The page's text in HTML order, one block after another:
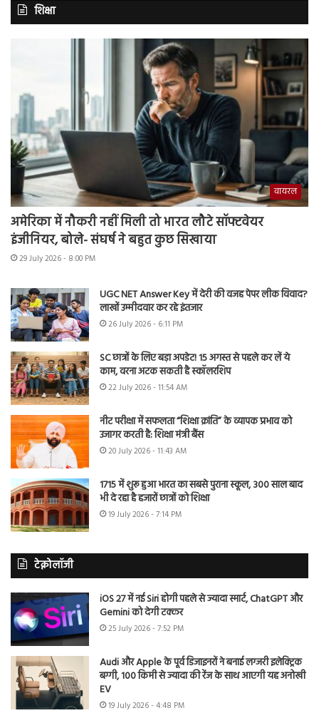
शिक्षा
वायरल
अमेरिका में नौकरी नहीं मिली तो भारत लौटे सॉफ्टवेयर
इंजीनियर, बोले- संघर्ष ने बहुत कुछ सिखाया
29 July 2026 - 8:00 PM
UGC NET Answer Key में देरी की वजह पेपर लीक विवाद?
लाखों उम्मीदवार कर रहे इंतजार
26 July 2026 - 6:11 PM
SC छात्रों के लिए बड़ा अपडेट! 15 अगस्त से पहले कर लें ये
काम, वरना अटक सकती है स्कॉलरशिप
22 July 2026 - 11:54 AM
नीट परीक्षा में सफलता “शिक्षा क्रांति” के व्यापक प्रभाव को
उजागर करती है: शिक्षा मंत्री बैंस
20 July 2026 - 11:43 AM
1715 में शुरू हुआ भारत का सबसे पुराना स्कूल, 300 साल बाद
भी दे रहा है हजारों छात्रों को शिक्षा
19 July 2026 - 7:14 PM
टेक्नोलॉजी
iOS 27 में नई Siri होगी पहले से ज्यादा स्मार्ट, ChatGPT और
Gemini को देगी टक्कर
25 July 2026 - 7:52 PM
Audi और Apple के पूर्व डिजाइनरों ने बनाई लग्जरी इलेक्ट्रिक
बग्गी, 100 किमी से ज्यादा की रेंज के साथ आएगी यह अनोखी
EV
19 July 2026 - 4:48 PM